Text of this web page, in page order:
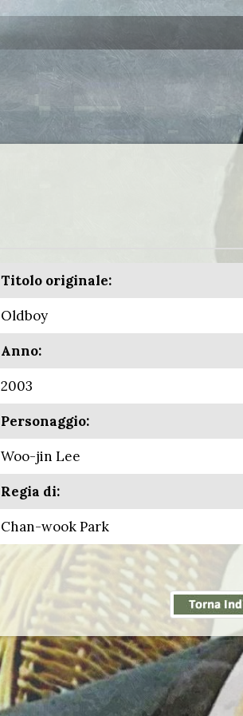
Titolo originale:
Oldboy
Anno:
2003
Personaggio:
Woo-jin Lee
Regia di:
Chan-wook Park